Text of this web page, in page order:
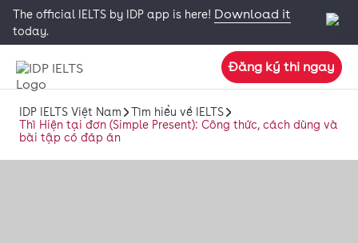
The official IELTS by IDP app is here! Download it
today.
Đăng ký thi ngay
IDP IELTS Việt Nam
Tìm hiểu về IELTS
Thì Hiện tại đơn (Simple Present): Công thức, cách dùng và
bài tập có đáp án